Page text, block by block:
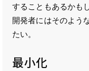
することもあるかも
開発者にはそのよう
たい。
最小化